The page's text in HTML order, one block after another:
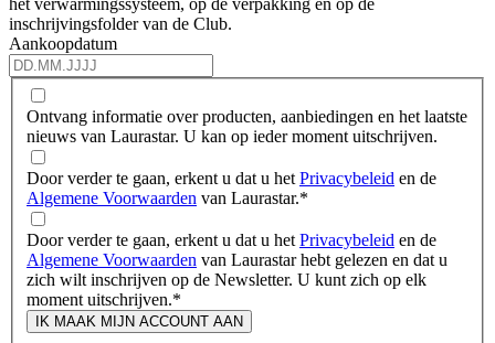
inschrijvingsfolder van de Club.
Aankoopdatum
Ontvang informatie over producten, aanbiedingen en het laatste
nieuws van Laurastar. U kan op ieder moment uitschrijven.
Door verder te gaan, erkent u dat u het Privacybeleid en de
Algemene Voorwaarden van Laurastar.*
Door verder te gaan, erkent u dat u het Privacybeleid en de
Algemene Voorwaarden van Laurastar hebt gelezen en dat u
zich wilt inschrijven op de Newsletter. U kunt zich op elk
moment uitschrijven.*
IK MAAK MIJN ACCOUNT AAN